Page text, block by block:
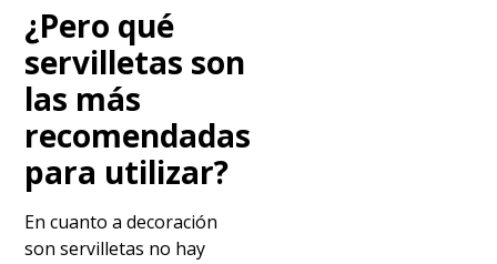
¿Pero qué
servilletas son
las más
recomendadas
para utilizar?
En cuanto a decoración
son servilletas no hay